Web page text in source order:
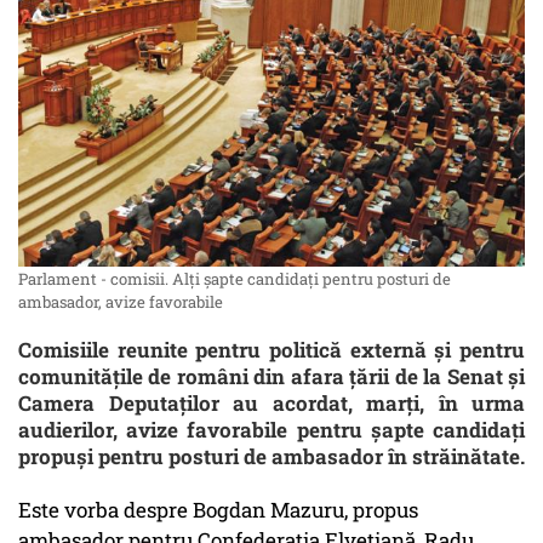
Parlament - comisii. Alţi şapte candidaţi pentru posturi de
ambasador, avize favorabile
Comisiile reunite pentru politică externă şi pentru
comunităţile de români din afara ţării de la Senat şi
Camera Deputaţilor au acordat, marţi, în urma
audierilor, avize favorabile pentru şapte candidaţi
propuşi pentru posturi de ambasador în străinătate.
Este vorba despre Bogdan Mazuru, propus